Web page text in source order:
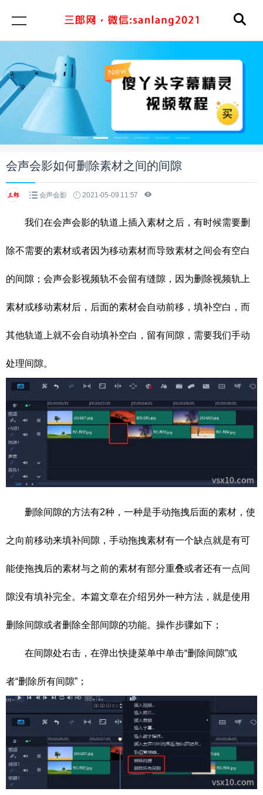
会声会影如何删除素材之间的间隙
会声会影 2021-05-09 11:57
我们在会声会影的轨道上插入素材之后，有时候需要删
除不需要的素材或者因为移动素材而导致素材之间会有空白
的间隙；会声会影视频轨不会留有缝隙，因为删除视频轨上
素材或移动素材后，后面的素材会自动前移，填补空白，而
其他轨道上就不会自动填补空白，留有间隙，需要我们手动
处理间隙。
删除间隙的方法有2种，一种是手动拖拽后面的素材，使
之向前移动来填补间隙，手动拖拽素材有一个缺点就是有可
能使拖拽后的素材与之前的素材有部分重叠或者还有一点间
隙没有填补完全。本篇文章在介绍另外一种方法，就是使用
删除间隙或者删除全部间隙的功能。操作步骤如下；
在间隙处右击，在弹出快捷菜单中单击“删除间隙”或
者“删除所有间隙”；